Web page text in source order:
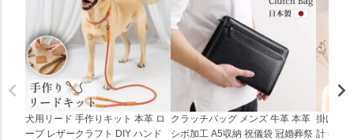
犬用リード 手作りキット 本革 ロ
ープ レザークラフト DIY ハンド
クラッチバッグ メンズ 牛革 本革
シボ加工 A5収納 祝儀袋 冠婚葬祭
掛け時
計